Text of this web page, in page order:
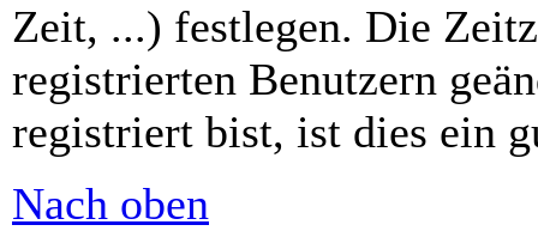
Zeit, ...) festlegen. Die
registrierten Benutzern
registriert bist, ist dies ein
Nach oben